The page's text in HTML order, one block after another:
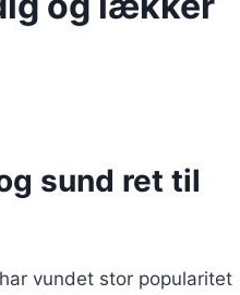
sund ret til
vundet stor popularitet